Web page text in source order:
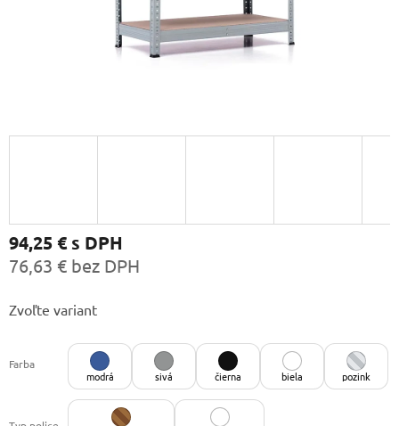
94,25 €s DPH
76,63 € bez DPH
cena:
Zvoľte variant
Farba
modrá
sivá čierna biela pozink